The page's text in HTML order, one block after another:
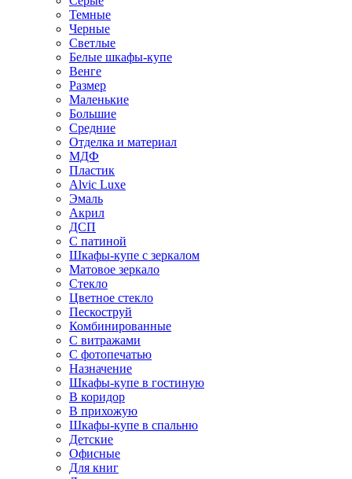
Темные
Черные
Светлые
Белые шкафы-купе
Венге
Размер
Маленькие
Большие
Средние
Отделка и материал
МДФ
Пластик
Alvic Luxe
Эмаль
Акрил
ДСП
С патиной
Шкафы-купе с зеркалом
Матовое зеркало
Стекло
Цветное стекло
Пескоструй
Комбинированные
С витражами
С фотопечатью
Назначение
Шкафы-купе в гостиную
В коридор
В прихожую
Шкафы-купе в спальню
Детские
Офисные
Для книг